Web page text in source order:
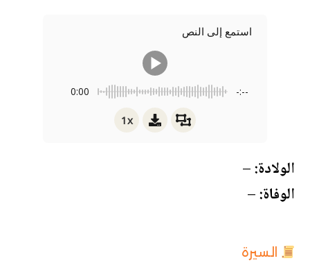
استمع إلى النص
0:00 -:--
1x
الولادة:–
الوفاة:–
السيرة